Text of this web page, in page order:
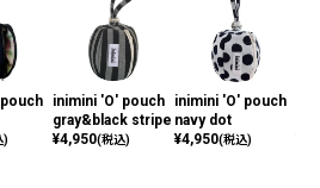
)
inimini 'O' pouch
gray&black stripe
¥4,950(税込)
inimini 'O' pouch
navy dot
¥4,950(税込)